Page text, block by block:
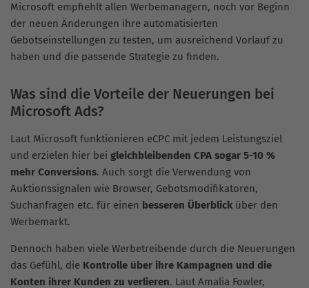
Microsoft empfiehlt allen Werbemanagern, noch vor Beginn
der neuen Änderungen ihre automatisierten
Gebotseinstellungen zu testen, um ausreichend Vorlauf zu
haben und die passende Strategie zu finden.
Was sind die Vorteile der Neuerungen bei
Microsoft Ads?
Laut Microsoft funktionieren eCPC mit jedem Leistungsziel
und erzielen hier bei gleichbleibenden CPA sogar 5-10 %
mehr Conversions. Auch sorgt die Verwendung von
Auktionssignalen wie Browser, Gebotsmodifikatoren,
Suchanfragen etc. für einen besseren Überblick über den
Werbemarkt.
Dennoch haben viele Werbetreibende durch die Neuerungen
das Gefühl, die Kontrolle über ihre Kampagnen und die
Konten ihrer Kunden zu verlieren. Laut Amalia Fowler,